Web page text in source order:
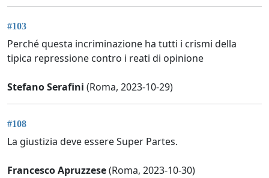
#103
Perché questa incriminazione ha tutti i crismi della
tipica repressione contro i reati di opinione
Stefano Serafini (Roma, 2023-10-29)
#108
La giustizia deve essere Super Partes.
Francesco Apruzzese(Roma, 2023-10-30)